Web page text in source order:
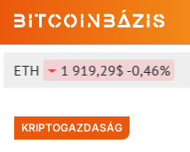
ETH 1 919,29$ -0,46%
KRIPTOGAZDASÁG